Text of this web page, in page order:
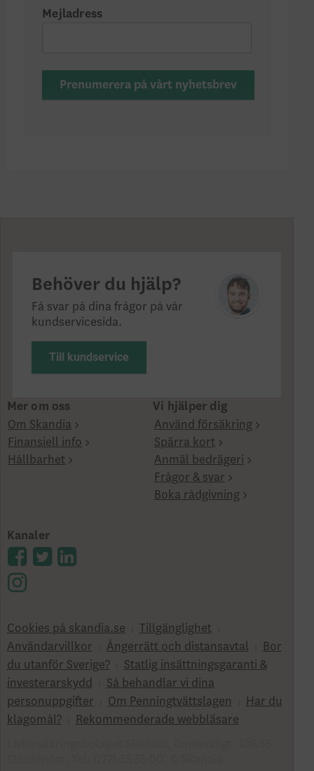
Mejladress
Prenumerera på vårt nyhetsbrev
Behöver du hjälp?
Få svar på dina frågor på vår
kundservicesida.
Till kundservice
Mer om oss
Om Skandia
Finansiell info
Hållbarhet
Vi hjälper dig
Använd försäkring
Spärra kort
Anmäl bedrägeri
Frågor & svar
Boka rådgivning
Kanaler
Cookies på skandia.se
Tillgänglighet
Användarvillkor
Ångerrätt och distansavtal
Bor
du utanför Sverige?
Statlig insättningsgaranti &
investerar­skydd
Så behandlar vi dina
personuppgifter
Om Penningtvättslagen
Har du
klagomål?
Rekommenderade webbläsare